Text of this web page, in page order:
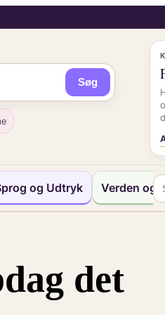
Søg
og Udtryk Verden og
det